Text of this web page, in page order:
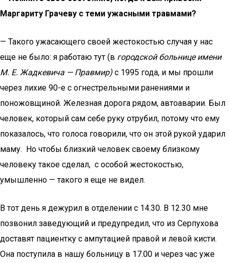
Маргариту Грачеву с теми ужасными травмами?
— Такого ужасающего своей жестокостью случая у нас
еще не было: я работаю тут (в городской больнице имени
М. Е. Жадкевича — Правмир) с 1995 года, и мы прошли
через лихие 90-е с огнестрельными ранениями и
поножовщиной. Железная дорога рядом, автоаварии. Был
человек, который сам себе руку отрубил, потому что ему
показалось, что голоса говорили, что он этой рукой ударил
маму. Но чтобы близкий человек своему близкому
человеку такое сделал, с особой жестокостью,
умышленно — такого я еще не видел.
В тот день я дежурил в отделении с 14.30. В 12.30 мне
позвонил заведующий и предупредил, что из Серпухова
доставят пациентку с ампутацией правой и левой кисти.
Она поступила в нашу больницу в 17.00 и через час уже